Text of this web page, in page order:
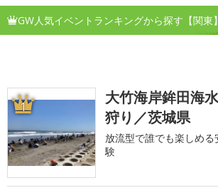
GW人気イベントランキングから探す【関東】
1
大竹海岸鉾田海
狩り／茨城県
放流型で誰でも楽しめ
験